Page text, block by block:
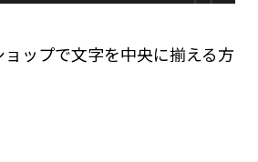
ップで文字を中央に揃える方